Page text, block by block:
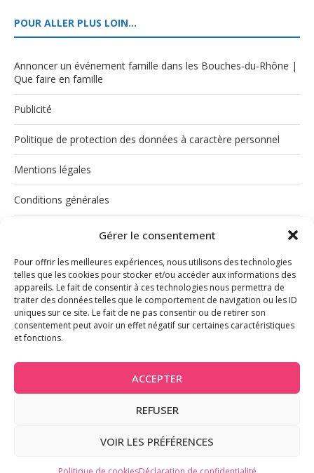
Gérer le consentement
Pour offrir les meilleures expériences, nous utilisons des technologies
telles que les cookies pour stocker et/ou accéder aux informations des
appareils. Le fait de consentir à ces technologies nous permettra de
traiter des données telles que le comportement de navigation ou les ID
uniques sur ce site. Le fait de ne pas consentir ou de retirer son
consentement peut avoir un effet négatif sur certaines caractéristiques
et fonctions.
ACCEPTER
REFUSER
VOIR LES PRÉFÉRENCES
POUR ALLER PLUS LOIN…
Annoncer un événement famille dans les Bouches-du-Rhône |
Que faire en famille
Publicité
Politique de protection des données à caractère personnel
Mentions légales
Conditions générales
Politique de cookies (UE)
@2026 - Tous droits réservés
BACK TO TOP